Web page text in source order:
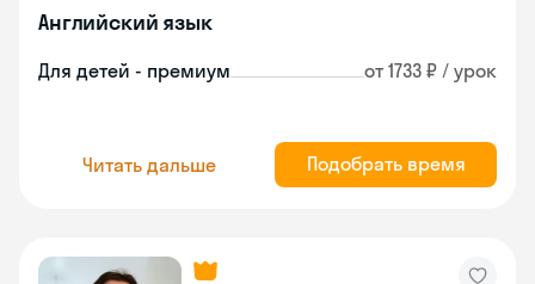
Английский язык
Для детей - премиум от 1733 ₽ / урок
Читать дальше Подобрать время